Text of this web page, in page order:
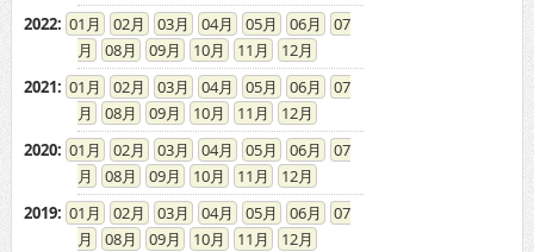
2022: 01 02 03 04 05 06
07
08
09 10 11
12
2021: 01 02 03 04 05 06
07
08
09 10 11
12
2020: 01 02 03 04 05 06
07
08
09 10 11
12
2019: 01 02 03 04 05 06
07
08
09 10 11
12